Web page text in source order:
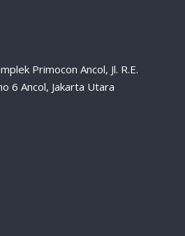
Primocon Ancol, Jl. R.E.
6 Ancol, Jakarta Utara